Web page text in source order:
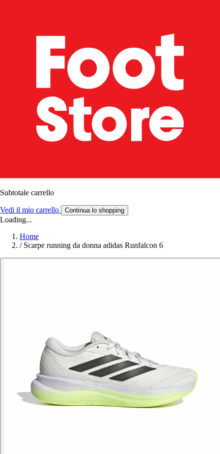
Subtotale carrello
Vedi il mio carrello Continua lo shopping
Loading...
Home
/ Scarpe running da donna adidas Runfalcon 6